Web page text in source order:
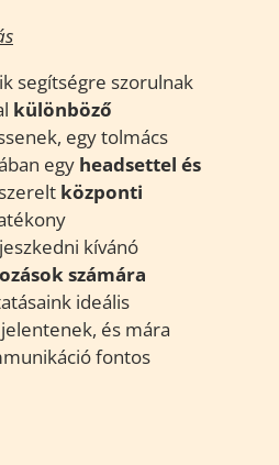
segítségre szorulnak
különböző
egy tolmács
egy headsettel és
központi
kívánó
számára
ideális
jelentenek, és mára
fontos